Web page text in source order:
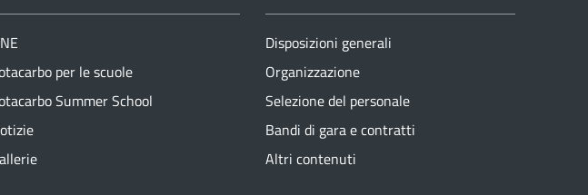
per le scuole
Summer School
Disposizioni generali
Organizzazione
Selezione del personale
Bandi di gara e contratti
Altri contenuti